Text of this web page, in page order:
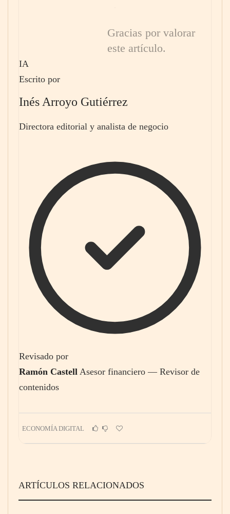
Gracias por valorar
este artículo.
IA
Escrito por
Inés Arroyo Gutiérrez
Directora editorial y analista de negocio
Revisado por
Ramón Castell Asesor financiero — Revisor de
contenidos
ECONOMÍA DIGITAL
ARTÍCULOS RELACIONADOS